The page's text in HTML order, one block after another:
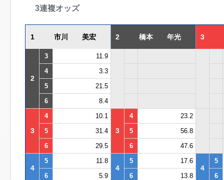
3連複オッズ
1 市川 美宏 2 橋本 年光 3
2
3
11.9
4
3.3
5
21.5
6
8.4
3
4 10.1
3
4
23.2
5
31.4 5
56.8
6
29.5 6 47.6
4
5 11.8
4
5 17.6
4
5
6
5.9 6 13.8 6